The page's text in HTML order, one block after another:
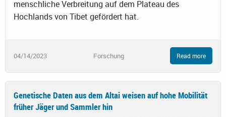
menschliche Verbreitung auf dem Plateau des
Hochlands von Tibet gefördert hat.
04/14/2023 Forschung Read more
Genetische Daten aus dem Altai weisen auf hohe Mobilität
früher Jäger und Sammler hin